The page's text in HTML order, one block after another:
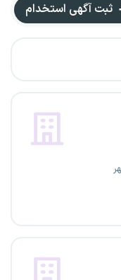
ثبت آگهی استخدام